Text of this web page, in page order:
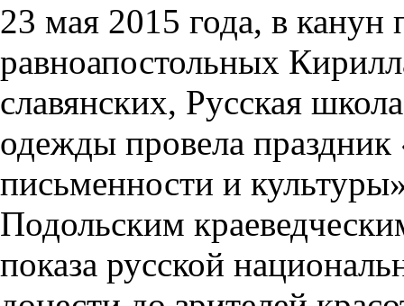
23 мая 2015 года, в канун
равноапостольных
славянских, Русская
одежды провела праздник
письменности и
Подольским
показа русской